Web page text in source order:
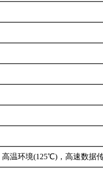
温环境(125℃)，高速数据